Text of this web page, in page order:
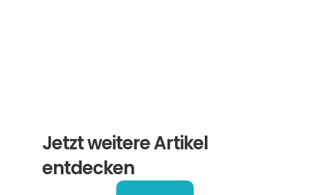
Jetzt weitere Artikel
entdecken